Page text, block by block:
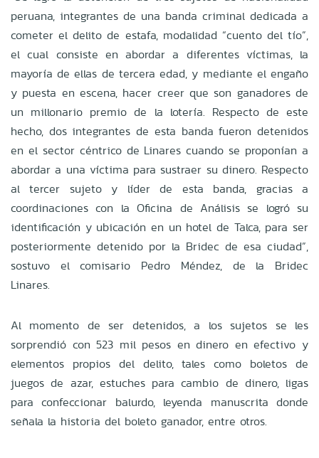
peruana, integrantes de una banda criminal dedicada a
cometer el delito de estafa, modalidad “cuento del tío”,
el cual consiste en abordar a diferentes víctimas, la
mayoría de ellas de tercera edad, y mediante el engaño
y puesta en escena, hacer creer que son ganadores de
un millonario premio de la lotería. Respecto de este
hecho, dos integrantes de esta banda fueron detenidos
en el sector céntrico de Linares cuando se proponían a
abordar a una víctima para sustraer su dinero. Respecto
al tercer sujeto y líder de esta banda, gracias a
coordinaciones con la Oficina de Análisis se logró su
identificación y ubicación en un hotel de Talca, para ser
posteriormente detenido por la Bridec de esa ciudad”,
sostuvo el comisario Pedro Méndez, de la Bridec
Linares.
Al momento de ser detenidos, a los sujetos se les
sorprendió con 523 mil pesos en dinero en efectivo y
elementos propios del delito, tales como boletos de
juegos de azar, estuches para cambio de dinero, ligas
para confeccionar balurdo, leyenda manuscrita donde
señala la historia del boleto ganador, entre otros.